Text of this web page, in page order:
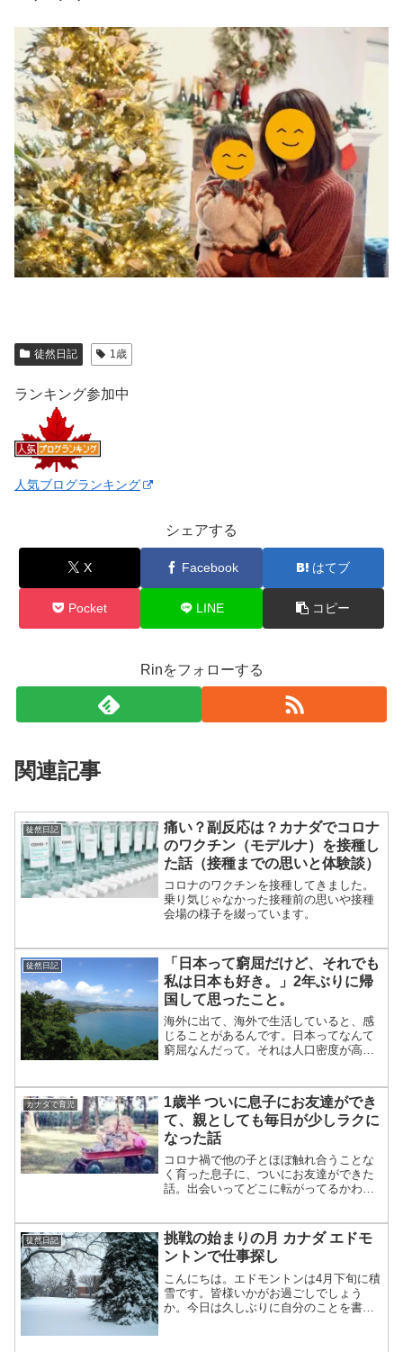
徒然日記 1歳
ランキング参加中
人気ブログランキング
シェアする
X Facebook はてブ
Pocket LINE コピー
Rinをフォローする
関連記事
徒然日記
痛い？副反応は？カナダでコロナ
のワクチン（モデルナ）を接種し
た話（接種までの思いと体験談）
コロナのワクチンを接種してきました。
乗り気じゃなかった接種前の思いや接種
会場の様子を綴っています。
徒然日記
「日本って窮屈だけど、それでも
私は日本も好き。」2年ぶりに帰
国して思ったこと。
海外に出て、海外で生活していると、感
じることがあるんです。日本ってなんて
窮屈なんだって。それは人口密度が高い
るし、人の目を気にして生きている人が
多くて、皆やるから自分も...
カナダで育児
1歳半 ついに息子にお友達ができ
て、親としても毎日が少しラクに
なった話
コロナ禍で他の子とほぼ触れ合うことな
く育った息子に、ついにお友達ができた
話。出会いってどこに転がってるかわか
徒然日記
挑戦の始まりの月 カナダ エドモ
ントンで仕事探し
こんにちは。エドモントンは4月下旬に積
雪です。皆様いかがお過ごしでしょう
か。今日は久しぶりに自分のことを書い